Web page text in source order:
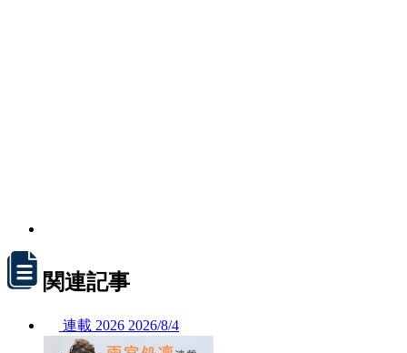
関連記事
連載 2026 2026/8/4